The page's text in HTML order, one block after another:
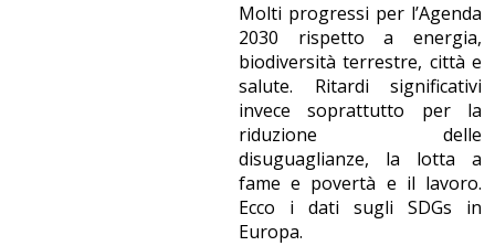
Molti progressi per l’Agenda
2030 rispetto a energia,
biodiversità terrestre, città e
salute. Ritardi significativi
invece soprattutto per la
riduzione delle
disuguaglianze, la lotta a
fame e povertà e il lavoro.
Ecco i dati sugli SDGs in
Europa.